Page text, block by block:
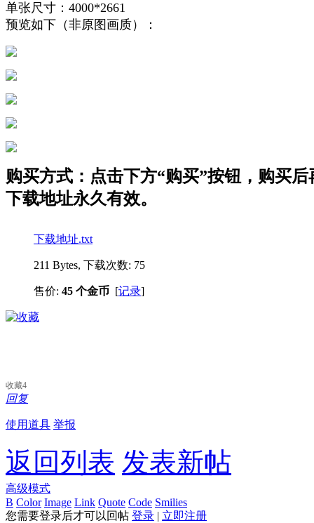
单张尺寸：4000*2661
预览如下（非原图画质）：
购买方式：点击下方“购买”按钮，购买
下载地址永久有效。
下载地址.txt
211 Bytes, 下载次数: 75
售价: 45 个金币 [记录]
收藏4
回复
使用道具 举报
返回列表 发表新帖
高级模式
B Color Image Link Quote Code Smilies
您需要登录后才可以回帖 登录 | 立即注册